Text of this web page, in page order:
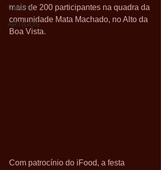
Clipping
ARTIGOS
mais de 200 participantes na quadra da
comunidade Mata Machado, no Alto da
Boa Vista.
Com patrocínio do iFood, a festa